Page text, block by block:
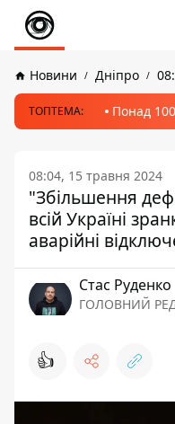
Новини Дніпро
ТОПТЕМА: Понад
08:04, 15 травня 2024
"Збільшення
всій Україні
аварійні
Стас Руденко
ГОЛОВНИЙ
👍